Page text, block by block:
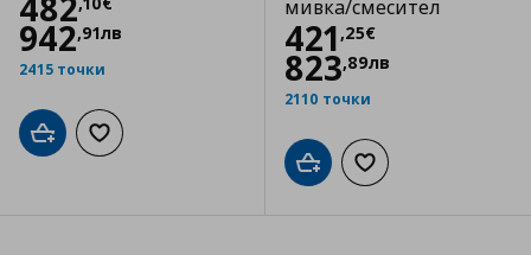
942,91лв
2415 точки
Добави в кошницата
Добави към списъка с любими
мивка/смесител
421 ,25€
Цена
823,89лв
2110 точки
Добави в кошницата
Добави към